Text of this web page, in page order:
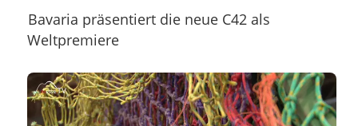
Bavaria präsentiert die neue C42 als
Weltpremiere